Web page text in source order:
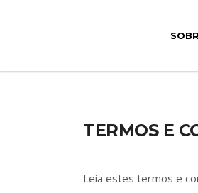
TERMOS E
Leia estes termos e